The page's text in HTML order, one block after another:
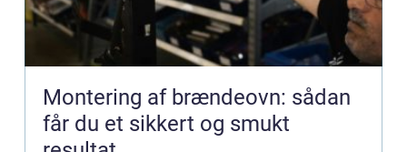
Montering af brændeovn: sådan
får du et sikkert og smukt